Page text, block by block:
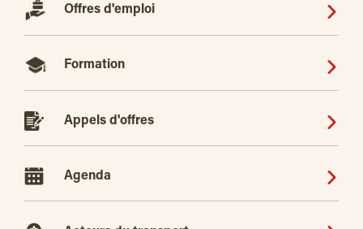
Offres d'emploi
Formation
Appels d'offres
Agenda